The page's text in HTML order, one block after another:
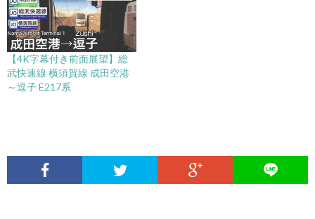
【4K字幕付き前面展望】総
武快速線 横須賀線 成田空港
～逗子 E217系